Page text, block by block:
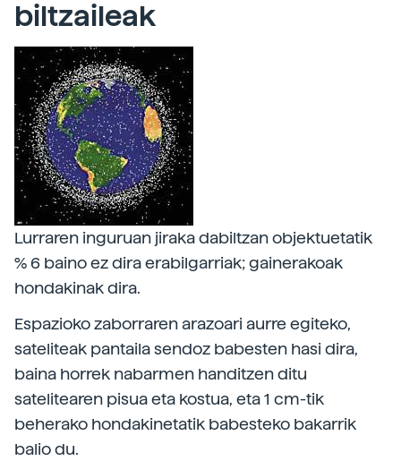
biltzaileak
Lurraren inguruan jiraka dabiltzan objektuetatik
% 6 baino ez dira erabilgarriak; gainerakoak
hondakinak dira.
Espazioko zaborraren arazoari aurre egiteko,
sateliteak pantaila sendoz babesten hasi dira,
baina horrek nabarmen handitzen ditu
satelitearen pisua eta kostua, eta 1 cm-tik
beherako hondakinetatik babesteko bakarrik
balio du.